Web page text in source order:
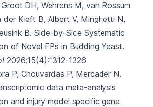
DH, Wehrens M, van Rossum
der Kieft B, Albert V, Minghetti N,
B. Side-by-Side Systematic
of Novel FPs in Budding Yeast.
2026;15(4):1312-1326
P, Chouvardas P, Mercader N.
data meta-analysis
and injury model specific gene